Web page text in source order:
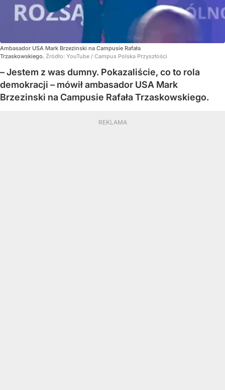
Ambasador USA Mark Brzezinski na Campusie Rafała
Trzaskowskiego. Źródło: YouTube / Campus Polska Przyszłości
– Jestem z was dumny. Pokazaliście, co to rola
demokracji – mówił ambasador USA Mark
Brzezinski na Campusie Rafała Trzaskowskiego.